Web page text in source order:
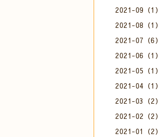
2021-09（1）
2021-08（1）
2021-07（6）
2021-06（1）
2021-05（1）
2021-04（1）
2021-03（2）
2021-02（2）
2021-01（2）